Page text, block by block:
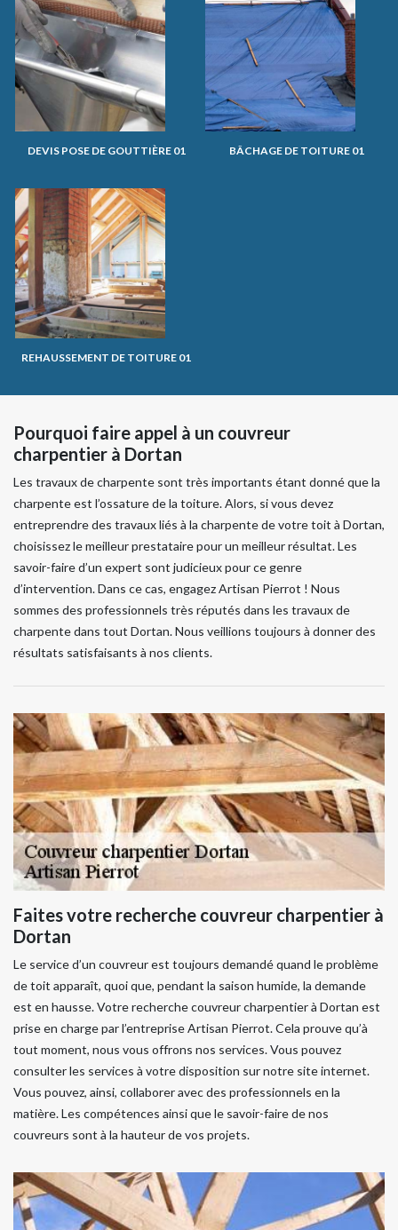
DEVIS POSE DE GOUTTIÈRE 01 BÂCHAGE DE TOITURE 01
REHAUSSEMENT DE TOITURE 01
Pourquoi faire appel à un couvreur
charpentier à Dortan
Les travaux de charpente sont très importants étant donné que la
charpente est l’ossature de la toiture. Alors, si vous devez
entreprendre des travaux liés à la charpente de votre toit à Dortan,
choisissez le meilleur prestataire pour un meilleur résultat. Les
savoir-faire d’un expert sont judicieux pour ce genre
d’intervention. Dans ce cas, engagez Artisan Pierrot ! Nous
sommes des professionnels très réputés dans les travaux de
charpente dans tout Dortan. Nous veillions toujours à donner des
résultats satisfaisants à nos clients.
Faites votre recherche couvreur charpentier à
Dortan
Le service d’un couvreur est toujours demandé quand le problème
de toit apparaît, quoi que, pendant la saison humide, la demande
est en hausse. Votre recherche couvreur charpentier à Dortan est
prise en charge par l’entreprise Artisan Pierrot. Cela prouve qu’à
tout moment, nous vous offrons nos services. Vous pouvez
consulter les services à votre disposition sur notre site internet.
Vous pouvez, ainsi, collaborer avec des professionnels en la
matière. Les compétences ainsi que le savoir-faire de nos
couvreurs sont à la hauteur de vos projets.